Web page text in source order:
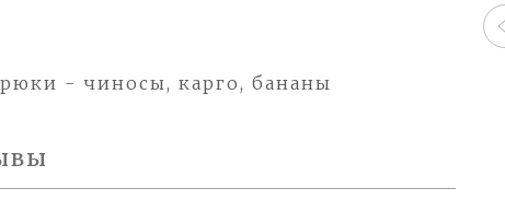
- чиносы, карго, бананы